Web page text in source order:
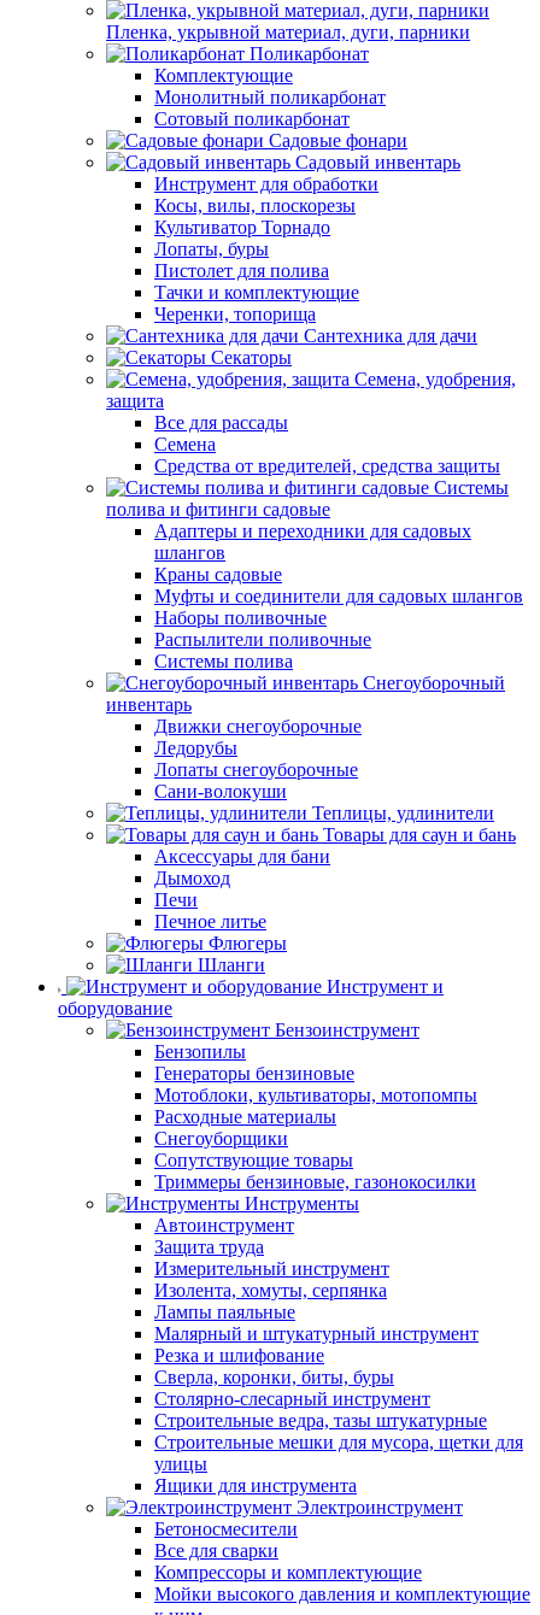
Пленка, укрывной материал, дуги, парники
Поликарбонат
Комплектующие
Монолитный поликарбонат
Сотовый поликарбонат
Садовые фонари
Садовый инвентарь
Инструмент для обработки
Косы, вилы, плоскорезы
Культиватор Торнадо
Лопаты, буры
Пистолет для полива
Тачки и комплектующие
Черенки, топорища
Сантехника для дачи
Секаторы
Семена, удобрения,
защита
Все для рассады
Семена
Средства от вредителей, средства защиты
Системы
полива и фитинги садовые
Адаптеры и переходники для садовых
шлангов
Краны садовые
Муфты и соединители для садовых шлангов
Наборы поливочные
Распылители поливочные
Системы полива
Снегоуборочный
инвентарь
Движки снегоуборочные
Ледорубы
Лопаты снегоуборочные
Сани-волокуши
Теплицы, удлинители
Товары для саун и бань
Аксессуары для бани
Дымоход
Печи
Печное литье
Флюгеры
Шланги
Инструмент и
оборудование
Бензоинструмент
Бензопилы
Генераторы бензиновые
Мотоблоки, культиваторы, мотопомпы
Расходные материалы
Снегоуборщики
Сопутствующие товары
Триммеры бензиновые, газонокосилки
Инструменты
Автоинструмент
Защита труда
Измерительный инструмент
Изолента, хомуты, серпянка
Лампы паяльные
Малярный и штукатурный инструмент
Резка и шлифование
Сверла, коронки, биты, буры
Столярно-слесарный инструмент
Строительные ведра, тазы штукатурные
Строительные мешки для мусора, щетки для
улицы
Ящики для инструмента
Электроинструмент
Бетоносмесители
Все для сварки
Компрессоры и комплектующие
Мойки высокого давления и комплектующие